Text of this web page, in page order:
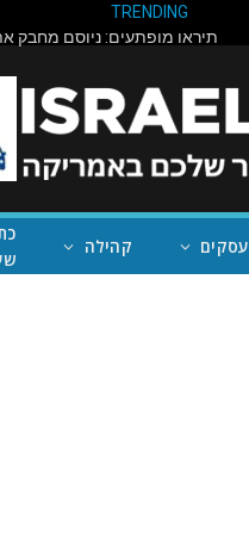
TRENDING
עסקים קהילה